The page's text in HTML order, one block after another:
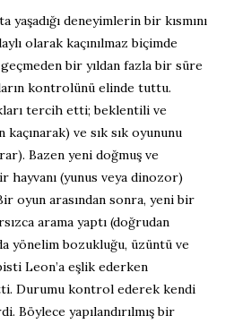
yaşadığı deneyimlerin bir kısmını
olarak kaçınılmaz biçimde
bir yıldan fazla bir süre
kontrolünü elinde tuttu.
tercih etti; beklentili ve
ve sık sık oyununu
Bazen yeni doğmuş ve
hayvanı (yunus veya dinozor)
oyun arasından sonra, yeni bir
arama yaptı (doğrudan
yönelim bozukluğu, üzüntü ve
Leon’a eşlik ederken
Durumu kontrol ederek kendi
Böylece yapılandırılmış bir